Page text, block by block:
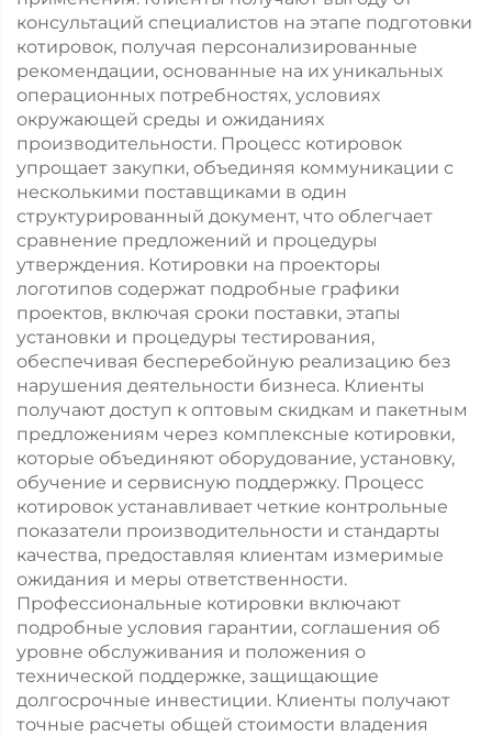
консультаций специалистов на этапе подготовки
котировок, получая персонализированные
рекомендации, основанные на их уникальных
операционных потребностях, условиях
окружающей среды и ожиданиях
производительности. Процесс котировок
упрощает закупки, объединяя коммуникации с
несколькими поставщиками в один
структурированный документ, что облегчает
сравнение предложений и процедуры
утверждения. Котировки на проекторы
логотипов содержат подробные графики
проектов, включая сроки поставки, этапы
установки и процедуры тестирования,
обеспечивая бесперебойную реализацию без
нарушения деятельности бизнеса. Клиенты
получают доступ к оптовым скидкам и пакетным
предложениям через комплексные котировки,
которые объединяют оборудование, установку,
обучение и сервисную поддержку. Процесс
котировок устанавливает четкие контрольные
показатели производительности и стандарты
качества, предоставляя клиентам измеримые
ожидания и меры ответственности.
Профессиональные котировки включают
подробные условия гарантии, соглашения об
уровне обслуживания и положения о
технической поддержке, защищающие
долгосрочные инвестиции. Клиенты получают
точные расчеты общей стоимости владения